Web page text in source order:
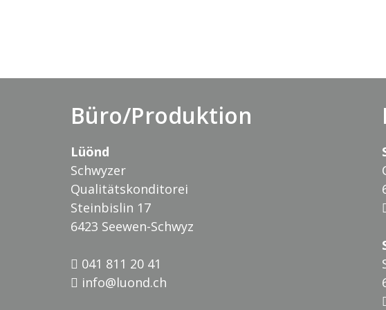
Büro/Produktion
Lüönd
Schwyzer
Qualitätskonditorei
Steinbislin 17
6423 Seewen-Schwyz
041 811 20 41
info@luond.ch